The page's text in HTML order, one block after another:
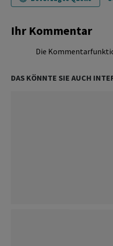
Ihr Kommentar
Die
DAS KÖNNTE SIE AUCH